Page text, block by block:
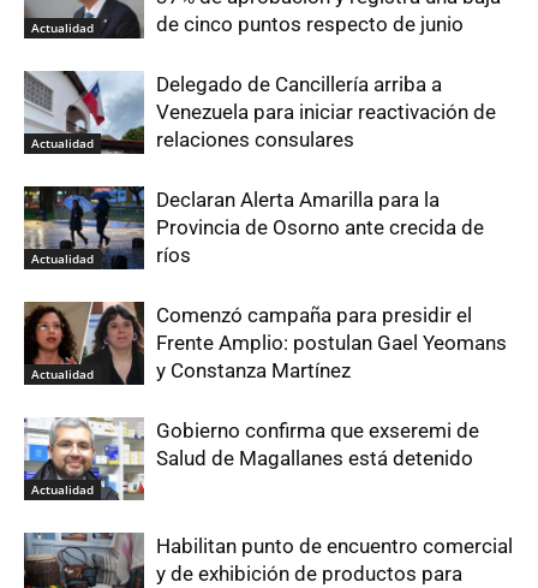
Actualidad
de cinco puntos respecto de junio
Actualidad
Delegado de Cancillería arriba a
Venezuela para iniciar reactivación de
relaciones consulares
Actualidad
Declaran Alerta Amarilla para la
Provincia de Osorno ante crecida de
ríos
Actualidad
Comenzó campaña para presidir el
Frente Amplio: postulan Gael Yeomans
y Constanza Martínez
Actualidad
Gobierno confirma que exseremi de
Salud de Magallanes está detenido
Habilitan punto de encuentro comercial
y de exhibición de productos para